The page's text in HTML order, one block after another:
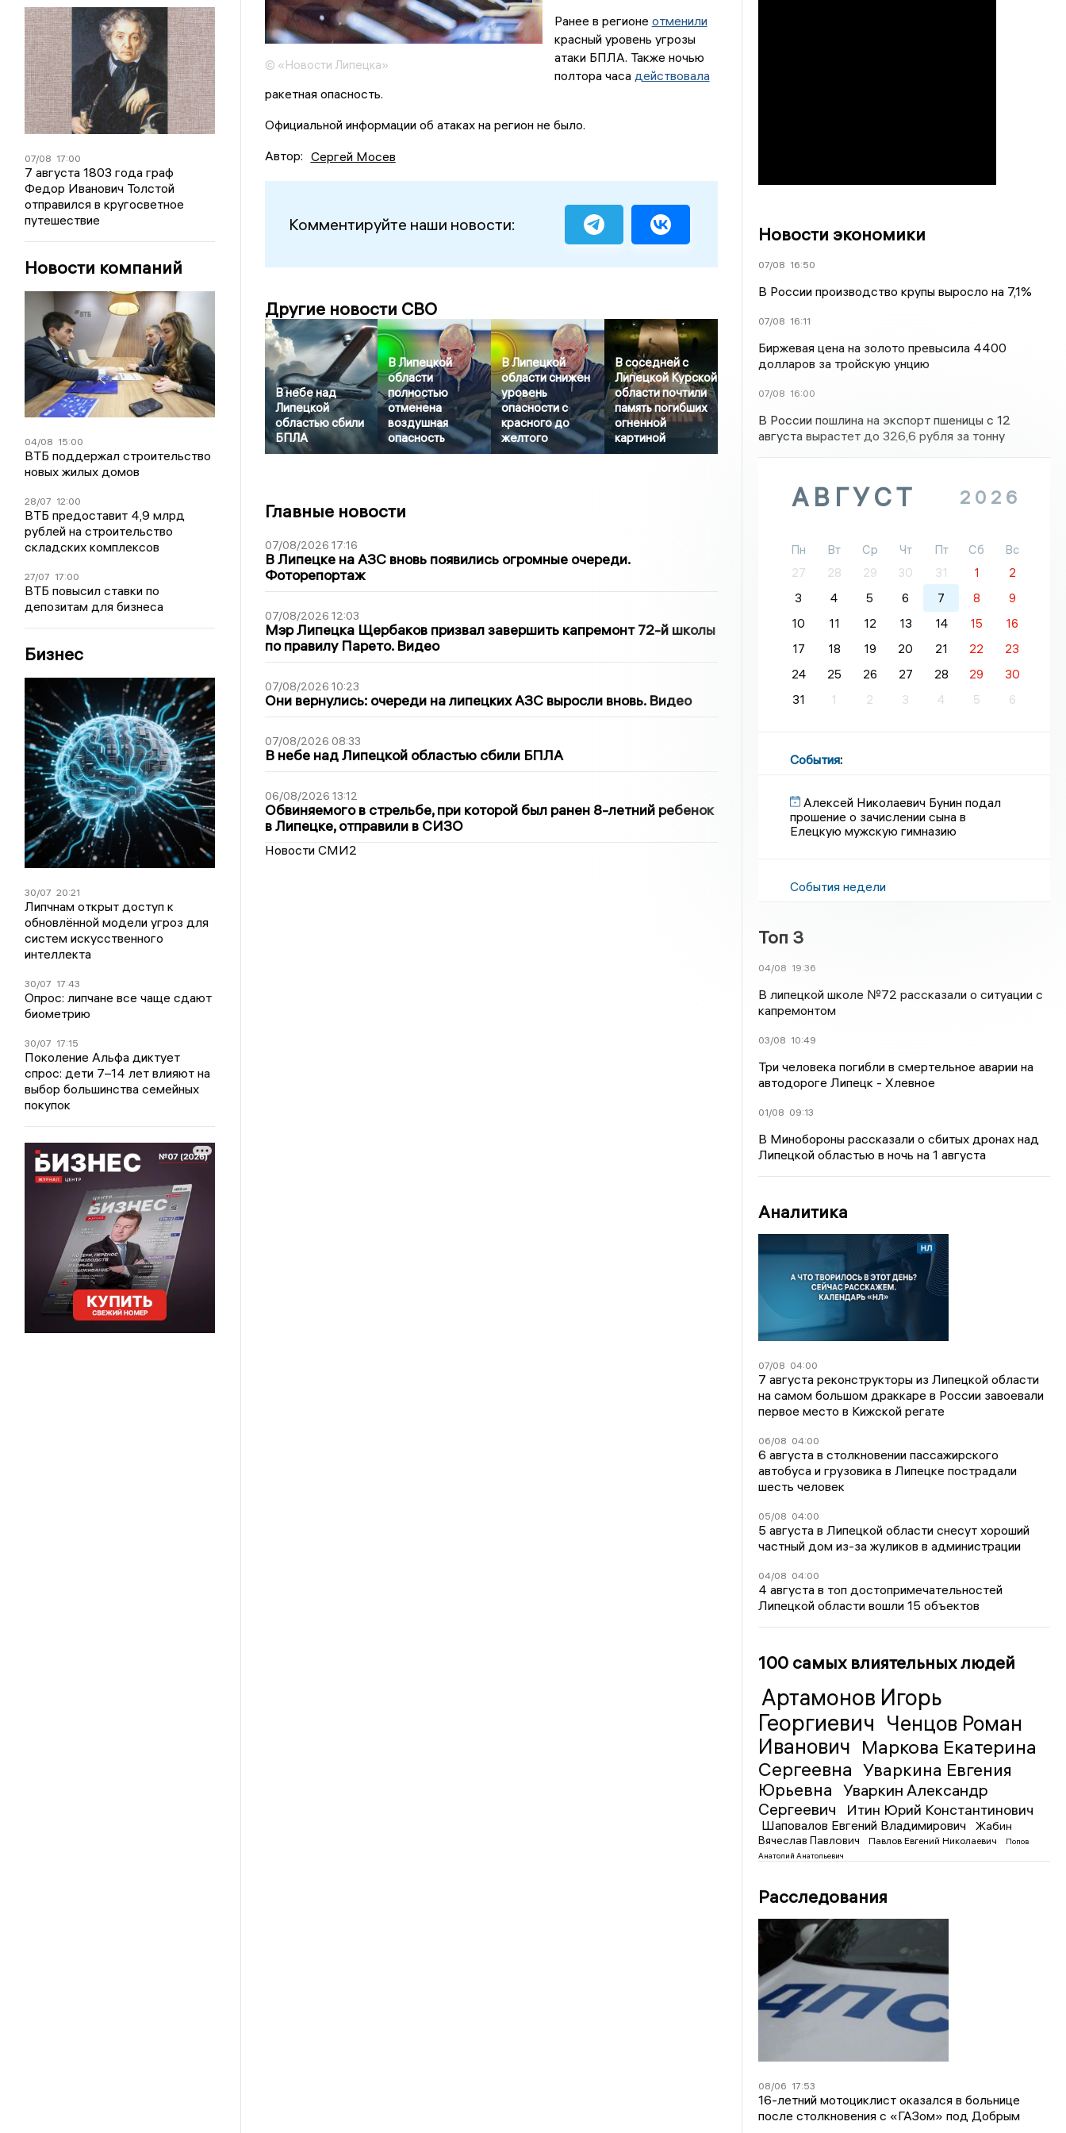
07/08 17:00
7 августа 1803 года граф
Федор Иванович Толстой
отправился в кругосветное
путешествие
Новости компаний
04/08 15:00
ВТБ поддержал строительство
новых жилых домов
28/07 12:00
ВТБ предоставит 4,9 млрд
рублей на строительство
складских комплексов
27/07 17:00
ВТБ повысил ставки по
депозитам для бизнеса
Бизнес
30/07 20:21
Липчнам открыт доступ к
обновлённой модели угроз для
систем искусственного
интеллекта
30/07 17:43
Опрос: липчане все чаще сдают
биометрию
30/07 17:15
Поколение Альфа диктует
спрос: дети 7–14 лет влияют на
выбор большинства семейных
покупок
© «Новости Липецка»
Ранее в регионе отменили
красный уровень угрозы
атаки БПЛА. Также ночью
полтора часа действовала
ракетная опасность.
Официальной информации об атаках на регион не было.
Автор: Сергей Мосев
Комментируйте наши новости:
Другие новости СВО
В небе над
Липецкой
областью сбили
БПЛА
В Липецкой
области
полностью
отменена
воздушная
опасность
В Липецкой
области снижен
уровень
опасности с
красного до
желтого
В соседней с
Липецкой Курской
области почтили
память погибших
огненной
картиной
Главные новости
07/08/2026 17:16
В Липецке на АЗС вновь появились огромные очереди.
Фоторепортаж
07/08/2026 12:03
Мэр Липецка Щербаков призвал завершить капремонт 72-й школы
по правилу Парето. Видео
07/08/2026 10:23
Они вернулись: очереди на липецких АЗС выросли вновь. Видео
07/08/2026 08:33
В небе над Липецкой областью сбили БПЛА
06/08/2026 13:12
Обвиняемого в стрельбе, при которой был ранен 8-летний ребенок
в Липецке, отправили в СИЗО
Новости СМИ2
Новости экономики
07/08 16:50
В России производство крупы выросло на 7,1%
07/08 16:11
Биржевая цена на золото превысила 4400
долларов за тройскую унцию
07/08 16:00
В России пошлина на экспорт пшеницы с 12
августа вырастет до 326,6 рубля за тонну
АВГУСТ 2026
Пн Вт Ср Чт Пт Сб
Вс
27
28 29 30 31 1
2
3
4 5 6 7 8
9
10
11 12 13 14 15
16
17
18 19 20 21 22
23
24
25 26 27 28 29
30
31
1 2 3 4 5 6
События:
Алексей Николаевич Бунин подал
прошение о зачислении сына в
Елецкую мужскую гимназию
События недели
Топ 3
04/08 19:36
В липецкой школе №72 рассказали о ситуации с
капремонтом
03/08 10:49
Три человека погибли в смертельное аварии на
автодороге Липецк - Хлевное
01/08 09:13
В Минобороны рассказали о сбитых дронах над
Липецкой областью в ночь на 1 августа
Аналитика
07/08 04:00
7 августа реконструкторы из Липецкой области
на самом большом драккаре в России завоевали
первое место в Кижской регате
06/08 04:00
6 августа в столкновении пассажирского
автобуса и грузовика в Липецке пострадали
шесть человек
05/08 04:00
5 августа в Липецкой области снесут хороший
частный дом из-за жуликов в администрации
04/08 04:00
4 августа в топ достопримечательностей
Липецкой области вошли 15 объектов
100 самых влиятельных людей
Артамонов Игорь
Георгиевич Ченцов Роман
Иванович Маркова Екатерина
Сергеевна Уваркина Евгения
Юрьевна
Уваркин Александр
Сергеевич
Итин Юрий Константинович
Шаповалов Евгений Владимирович
Жабин
Вячеслав Павлович
Павлов Евгений Николаевич
Попов
Анатолий Анатольевич
Расследования
08/06 17:53
16-летний мотоциклист оказался в больнице
после столкновения с «ГАЗом» под Добрым